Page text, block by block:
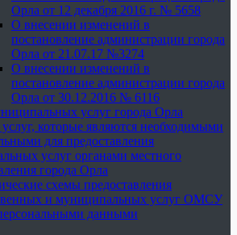
Орла от 12 декабря 2016 г. № 5658
О внесении изменений в
постановление администрации города
Орла от 21.07.17 №3274
О внесении изменений в
постановление администрации города
Орла от 30.12.2016 № 6116
услуг города Орла
которые являются необходимыми
для предоставления
услуг органами местного
города Орла
схемы предоставления
и муниципальных услуг ОМСУ
данными